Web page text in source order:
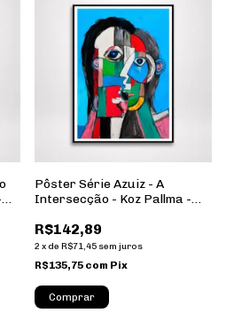
Pôster Série Azuiz - A
Intersecção - Koz Pallma -
Sem Moldura
R$142,89
2 x de R$71,45 sem juros
R$135,75 com Pix
Comprar